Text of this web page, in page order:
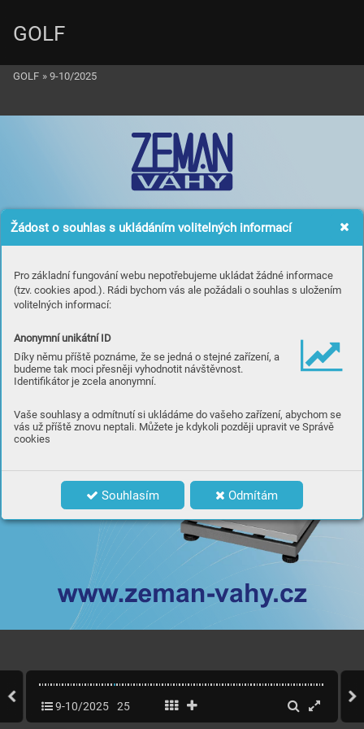
Žádost o souhlas s ukládáním volitelných informací
Pro základní fungování webu nepotřebujeme ukládat žádné informace
(tzv. cookies apod.). Rádi bychom vás ale požádali o souhlas s uložením
volitelných informací:
Anonymní unikátní ID
Díky němu příště poznáme, že se jedná o stejné zařízení, a
budeme tak moci přesněji vyhodnotit návštěvnost.
Identifikátor je zcela anonymní.
Vaše souhlasy a odmítnutí si ukládáme do vašeho zařízení, abychom se
vás už příště znovu neptali. Můžete je kdykoli později upravit ve Správě
cookies
Souhlasím Odmítám
GOLF
GOLF » 9-10/2025
9-10/2025 25